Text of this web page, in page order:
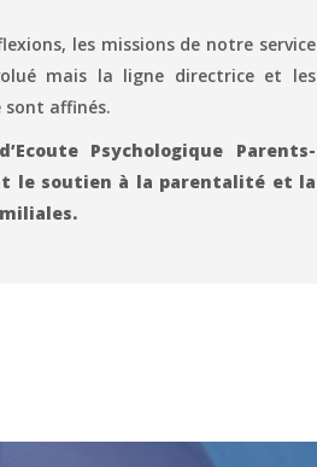
les missions de notre service
mais la ligne directrice et les
sont affinés.
Psychologique Parents-
le soutien à la parentalité et la